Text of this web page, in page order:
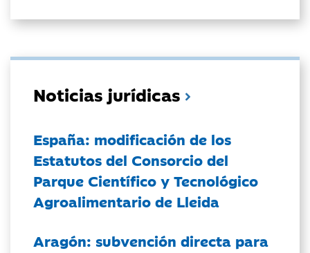
Noticias jurídicas
España: modificación de los
Estatutos del Consorcio del
Parque Científico y Tecnológico
Agroalimentario de Lleida
Aragón: subvención directa para